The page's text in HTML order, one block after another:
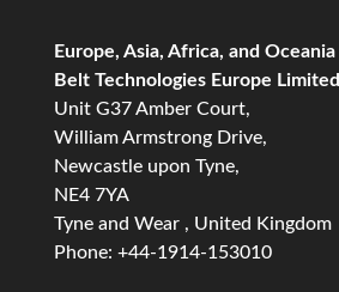
Europe, Asia, Africa, and Oceania
Belt Technologies Europe Limited
Unit G37 Amber Court,
William Armstrong Drive,
Newcastle upon Tyne,
NE4 7YA
Tyne and Wear , United Kingdom
Phone: +44-1914-153010